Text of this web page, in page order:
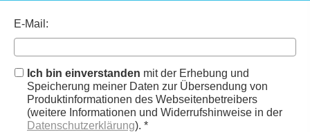
E-Mail:
Ich bin einverstanden mit der Erhebung und
Speicherung meiner Daten zur Übersendung von
Produktinformationen des Webseitenbetreibers
(weitere Informationen und Widerrufshinweise in der
Datenschutzerklärung). *